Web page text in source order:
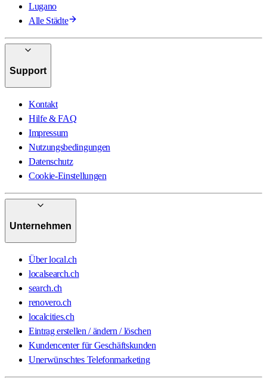
Lugano
Alle Städte
Support
Kontakt
Hilfe & FAQ
Impressum
Nutzungsbedingungen
Datenschutz
Cookie-Einstellungen
Unternehmen
Über local.ch
localsearch.ch
search.ch
renovero.ch
localcities.ch
Eintrag erstellen / ändern / löschen
Kundencenter für Geschäftskunden
Unerwünschtes Telefonmarketing